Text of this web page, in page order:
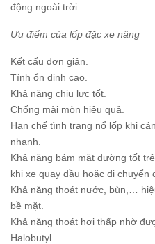
động ngoài trời.
Ưu điểm của lốp đặc xe nâng
Kết cấu đơn giản.
Tính ổn định cao.
Khả năng chịu lực tốt.
Chống mài mòn hiệu quả.
Hạn chế tình trạng nổ lốp khi
nhanh.
Khả năng bám mặt đường tốt
khi xe quay đầu hoặc di chuyển
Khả năng thoát nước, bùn,…
bề mặt.
Khả năng thoát hơi thấp nhờ
Halobutyl.